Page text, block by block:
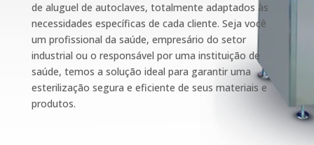
de aluguel de autoclaves, totalmente adaptados às
necessidades específicas de cada cliente. Seja você
um profissional da saúde, empresário do setor
industrial ou o responsável por uma instituição de
saúde, temos a solução ideal para garantir uma
esterilização segura e eficiente de seus materiais e
produtos.